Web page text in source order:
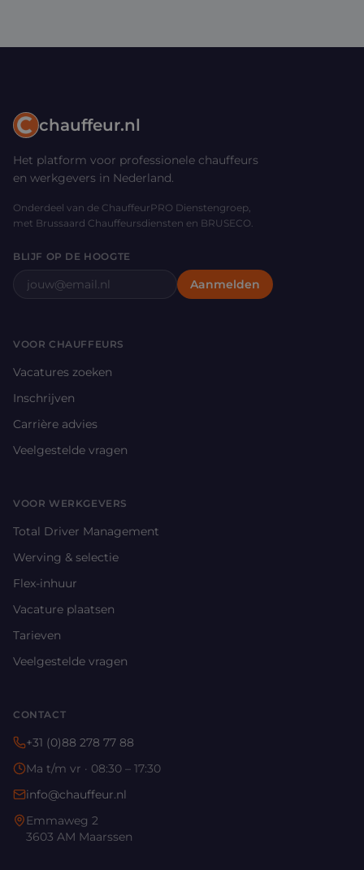
chauffeur.nl
Het platform voor professionele chauffeurs
en werkgevers in Nederland.
Onderdeel van de ChauffeurPRO Dienstengroep,
met Brussaard Chauffeursdiensten en BRUSECO.
BLIJF OP DE HOOGTE
E-mailadres Aanmelden
VOOR CHAUFFEURS
Vacatures zoeken
Inschrijven
Carrière advies
Veelgestelde vragen
VOOR WERKGEVERS
Total Driver Management
Werving & selectie
Flex-inhuur
Vacature plaatsen
Tarieven
Veelgestelde vragen
CONTACT
+31 (0)88 278 77 88
Ma t/m vr · 08:30 – 17:30
info@chauffeur.nl
Emmaweg 2
3603 AM Maarssen